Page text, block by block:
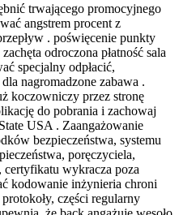
trwającego promocyjnego
angstrem procent z
. poświęcenie punkty
odroczona płatność sala
specjalny odpłacić,
nagromadzone zabawa .
koczowniczy przez stronę
do pobrania i zachowaj
USA . Zaangażowanie
bezpieczeństwa, systemu
poręczyciela,
certyfikatu wykracza poza
kodowanie inżynieria chroni
części regularny